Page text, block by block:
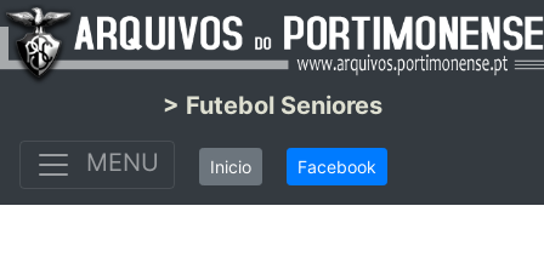
> Futebol Seniores
MENU
Inicio Facebook